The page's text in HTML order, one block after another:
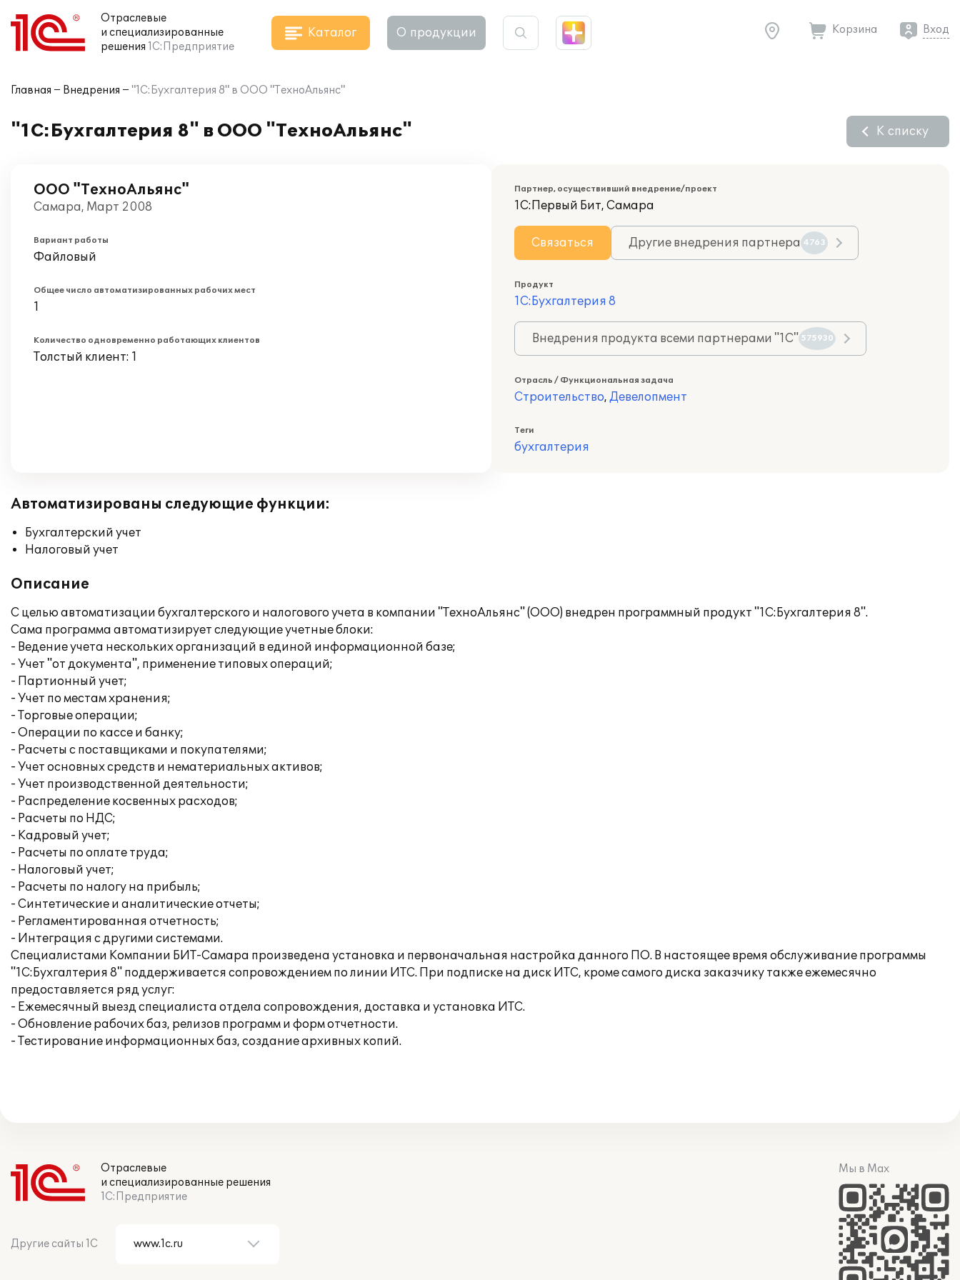
Отраслевые
и специализированные
решения 1С:Предприятие
Каталог О продукции Корзина Вход
Главная Внедрения "1С:Бухгалтерия 8" в ООО "ТехноАльянс"
"1С:Бухгалтерия 8" в ООО "ТехноАльянс" К списку
ООО "ТехноАльянс"
Самара, Март 2008
Вариант работы
Файловый
Общее число автоматизированных рабочих мест
1
Количество одновременно работающих клиентов
Толстый клиент: 1
Партнер, осуществивший внедрение/проект
1С:Первый Бит, Самара
Связаться Другие внедрения партнера 4763
Продукт
1С:Бухгалтерия 8
Внедрения продукта всеми партнерами "1С" 575930
Отрасль / Функциональная задача
Строительство, Девелопмент
Теги
бухгалтерия
Автоматизированы следующие функции:
Бухгалтерский учет
Налоговый учет
Описание
С целью автоматизации бухгалтерского и налогового учета в компании "ТехноАльянс" (ООО) внедрен программный продукт "1С:Бухгалтерия 8".
Сама программа автоматизирует следующие учетные блоки:
- Ведение учета нескольких организаций в единой информационной базе;
- Учет "от документа", применение типовых операций;
- Партионный учет;
- Учет по местам хранения;
- Торговые операции;
- Операции по кассе и банку;
- Расчеты с поставщиками и покупателями;
- Учет основных средств и нематериальных активов;
- Учет производственной деятельности;
- Распределение косвенных расходов;
- Расчеты по НДС;
- Кадровый учет;
- Расчеты по оплате труда;
- Налоговый учет;
- Расчеты по налогу на прибыль;
- Синтетические и аналитические отчеты;
- Регламентированная отчетность;
- Интеграция с другими системами.
Специалистами Компании БИТ-Самара произведена установка и первоначальная настройка данного ПО. В настоящее время обслуживание программы
"1С:Бухгалтерия 8" поддерживается сопровождением по линии ИТС. При подписке на диск ИТС, кроме самого диска заказчику также ежемесячно
предоставляется ряд услуг:
- Ежемесячный выезд специалиста отдела сопровождения, доставка и установка ИТС.
- Обновление рабочих баз, релизов программ и форм отчетности.
- Тестирование информационных баз, создание архивных копий.
Отраслевые
и специализированные решения
1С:Предприятие
Другие сайты 1С
Мы в Max